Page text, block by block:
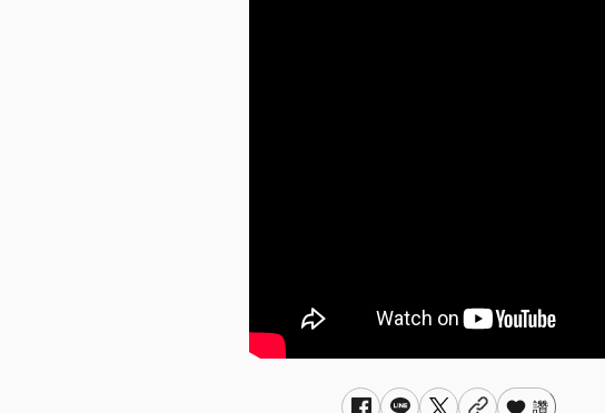
讚